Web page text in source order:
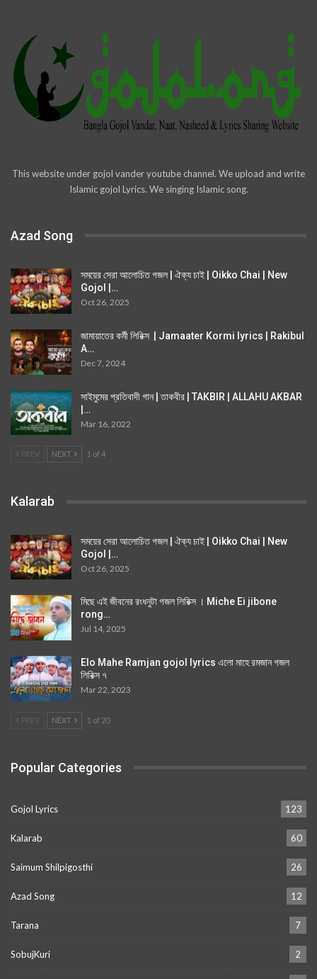
This website under gojol vander youtube channel. We upload and write
Islamic gojol Lyrics. We singing Islamic song.
Azad Song
সময়ের সেরা আলোচিত গজল | ঐক্য চাই | Oikko Chai | New
Gojol |…
Oct 26, 2025
জামায়াতের কর্মী লিরিক্স | Jamaater Kormi lyrics | Rakibul
A…
Dec 7, 2024
সাইমুমের প্রতিবাদী গান | তাকবীর | TAKBIR | ALLAHU AKBAR
|…
Mar 16, 2022
PREV NEXT 1 of 4
Kalarab
সময়ের সেরা আলোচিত গজল | ঐক্য চাই | Oikko Chai | New
Gojol |…
Oct 26, 2025
মিছে এই জীবনের রংধনুটা গজল লিরিক্স । Miche Ei jibone
rong…
Jul 14, 2025
Elo Mahe Ramjan gojol lyrics এলো মাহে রমজান গজল
লিরিক্স ৭
Mar 22, 2023
PREV NEXT 1 of 20
Popular Categories
Gojol Lyrics 123
Kalarab 60
Saimum Shilpigosthi 26
Azad Song 12
Tarana 7
SobujKuri 2